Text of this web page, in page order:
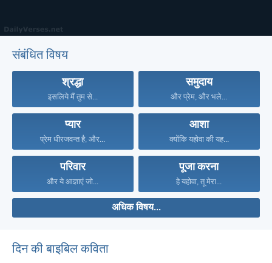
संबंधित विषय
श्रद्धा
इसलिये मैं तुम से...
समुदाय
और प्रेम, और भले...
प्यार
प्रेम धीरजवन्त है, और...
आशा
क्योंकि यहोवा की यह...
परिवार
और ये आज्ञाएं जो...
पूजा करना
हे यहोवा, तू मेरा...
अधिक विषय...
दिन की बाइबिल कविता